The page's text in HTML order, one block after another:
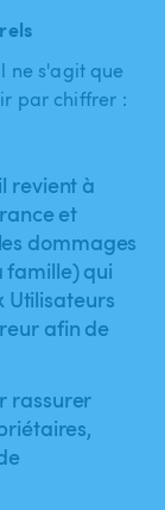
ne s'agit que
par chiffrer :
revient à
et
dommages
famille) qui
Utilisateurs
afin de
rassurer